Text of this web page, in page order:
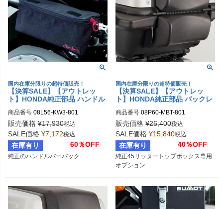
国内在庫分限りの超特価販売！
【決算SALE】【アウトレッ
ト】HONDA純正部品 ハンドル
商品番号 08L56-KW3-801
販売価格 ¥17,930税込
SALE価格 ¥7,172税込
在庫有り 60％OFF
純正のハンドルバーバック
国内在庫分限りの超特価販売！
【決算SALE】【アウトレッ
ト】HONDA純正部品 バックレ
商品番号 08P60-MBT-801
販売価格 ¥26,400税込
SALE価格 ¥15,840税込
在庫有り 40％OFF
純正45リッタートップボックス専用
オプション